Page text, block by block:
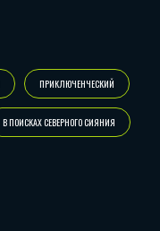
ПРИКЛЮЧЕНЧЕСКИЙ
В ПОИСКАХ СЕВЕРНОГО СИЯНИЯ